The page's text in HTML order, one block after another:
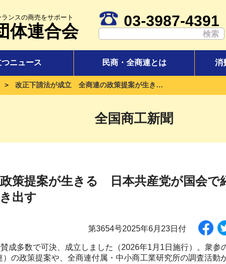
ンスの商売をサポート
体連合会
03-3987-4391
ニュース 民商・全商連とは 消
＞ 改正下請法が成立 全商連の政策提案が生きる 日本共産党が国会で紹介・質問 有益な大臣答弁引き出す
全国商工新聞
策提案が生きる 日本共産党が国会で
出す
第3654号2025年6月23日付
成多数で可決、成立しました（2026年1月1日施行）。衆参
の政策提案や、全商連付属・中小商工業研究所の調査活動